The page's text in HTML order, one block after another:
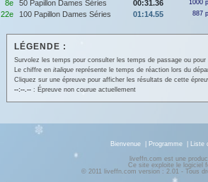
8e 50 Papillon Dames Séries 00:31.36 1000
22e 100 Papillon Dames Séries 01:14.55 887
LÉGENDE :
Survolez les temps pour consulter les temps de passage ou
Le chiffre en italiquereprésente le temps de réaction lors du
Cliquez sur une épreuve pour afficher les résultats de cette
--:--.--: Épreuve non courue actuellement
Bienvenue Programme Liste
liveffn.com est une
Ce site exploite le logiciel
© 2011 liveffn.com version : 2.01 - Tous